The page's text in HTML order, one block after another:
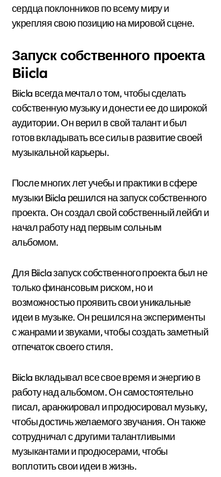
сердца поклонников по всему миру и
укрепляя свою позицию на мировой сцене.
Запуск собственного проекта
Biicla
Biicla всегда мечтал о том, чтобы сделать
собственную музыку и донести ее до широкой
аудитории. Он верил в свой талант и был
готов вкладывать все силы в развитие своей
музыкальной карьеры.
После многих лет учебы и практики в сфере
музыки Biicla решился на запуск собственного
проекта. Он создал свой собственный лейбл и
начал работу над первым сольным
альбомом.
Для Biicla запуск собственного проекта был не
только финансовым риском, но и
возможностью проявить свои уникальные
идеи в музыке. Он решился на эксперименты
с жанрами и звуками, чтобы создать заметный
отпечаток своего стиля.
Biicla вкладывал все свое время и энергию в
работу над альбомом. Он самостоятельно
писал, аранжировал и продюсировал музыку,
чтобы достичь желаемого звучания. Он также
сотрудничал с другими талантливыми
музыкантами и продюсерами, чтобы
воплотить свои идеи в жизнь.